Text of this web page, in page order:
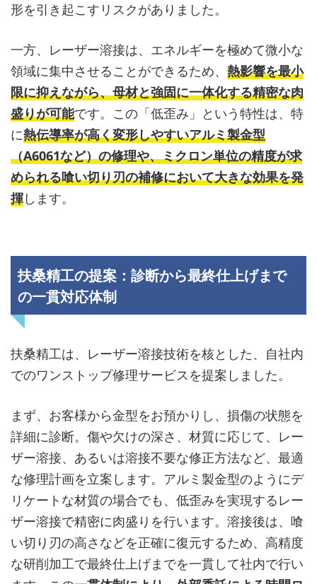
形を引き起こすリスクがありました。
一方、レーザー溶接は、エネルギーを極めて微小な
領域に集中させることができるため、 熱影響を最小
限に抑えながら、母材と強固に一体化する精密な肉
盛りが可能です。この「低歪み」という特性は、特
に熱伝導率が高く変形しやすいアルミ製金型
（A6061など）の修理や、ミクロン単位の精度が求
められる喰い切り刃の補修において大きな効果を発
揮します。
扶桑精工の提案：診断から最終仕上げまで
の一貫対応体制
扶桑精工は、レーザー溶接技術を核とした、自社内
でのワンストップ修理サービスを提案しました。
まず、お客様から金型をお預かりし、損傷の状態を
詳細に診断。傷や欠けの深さ、材質に応じて、レー
ザー溶接、あるいは溶接不要な修正方法など、最適
な修理計画を立案します。アルミ製金型のようにデ
リケートな材質の場合でも、低歪みを実現するレー
ザー溶接で精密に肉盛りを行います。溶接後は、喰
い切り刃の高さなどを正確に復元するため、高精度
な研削加工で最終仕上げまでを一貫して社内で行い